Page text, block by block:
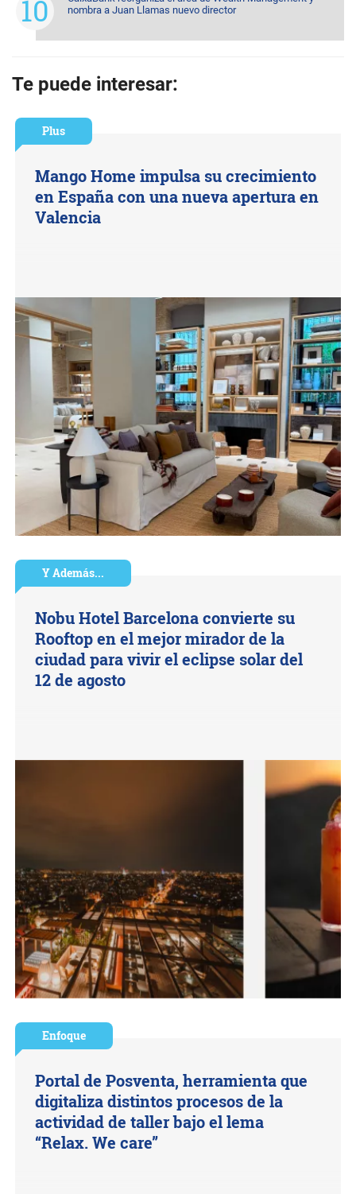
nombra a Juan Llamas nuevo director
Te puede interesar:
Plus
Mango Home impulsa su crecimiento
en España con una nueva apertura en
Valencia
Y Además...
Nobu Hotel Barcelona convierte su
Rooftop en el mejor mirador de la
ciudad para vivir el eclipse solar del
12 de agosto
Enfoque
Portal de Posventa, herramienta que
digitaliza distintos procesos de la
actividad de taller bajo el lema
“Relax. We care”